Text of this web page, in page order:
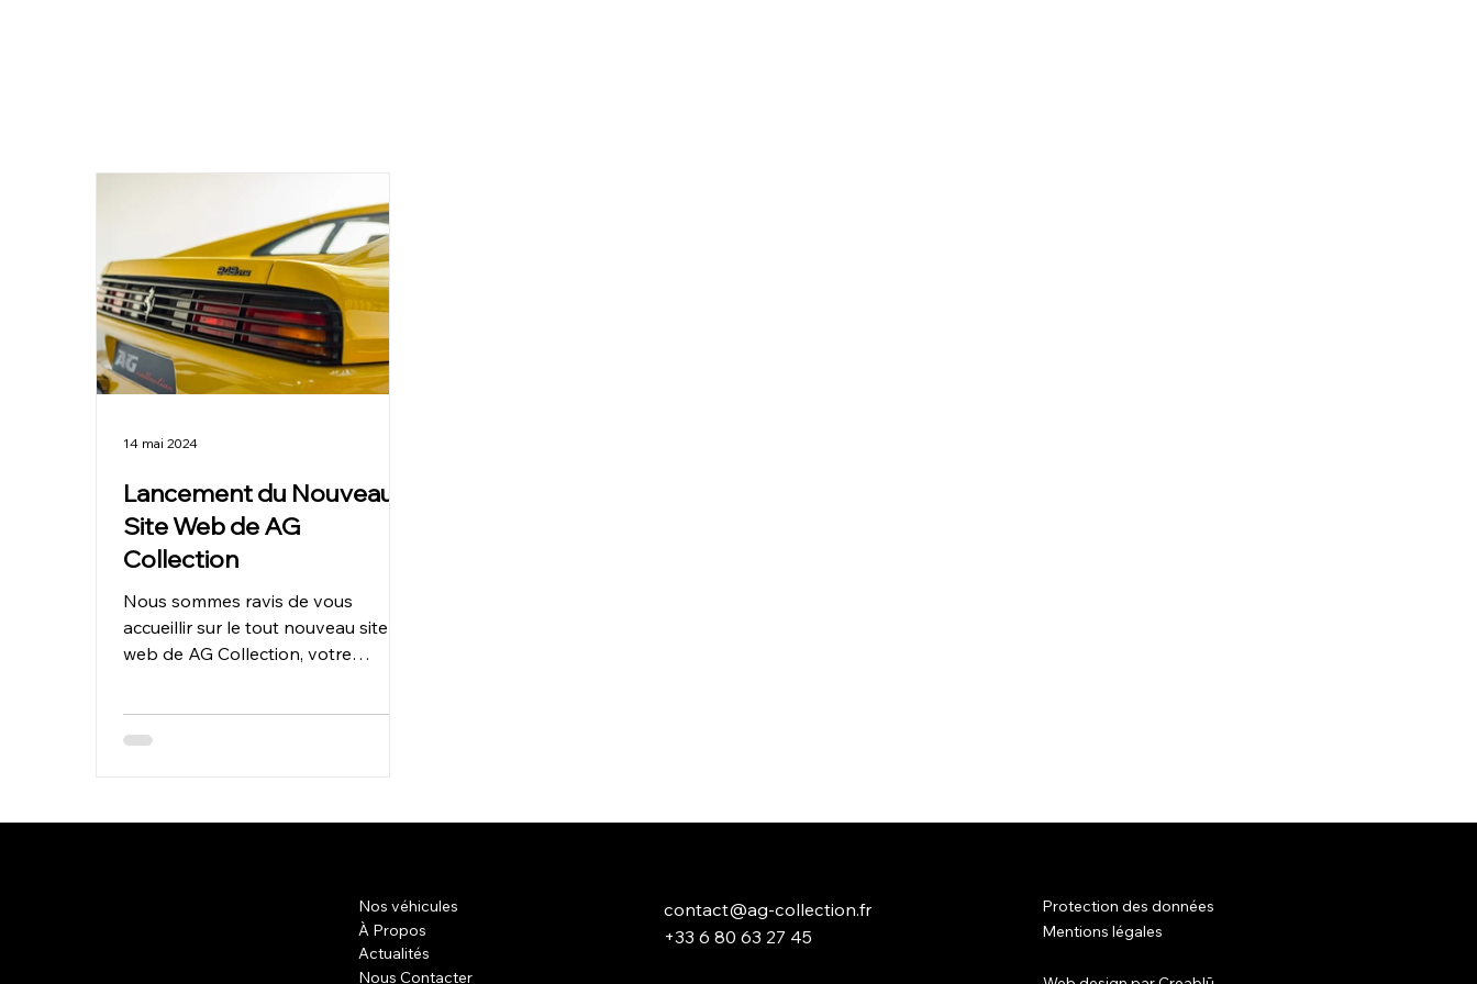
Lancement du Nouveau
Site Web de AG
Collection
Nous sommes ravis de vous
accueillir sur le tout nouveau site
web de AG Collection, votre
14 mai 2024
contact@ag-collection.fr
+33 6 80 63 27 45
Nos véhicules
À Propos
Actualités
Nous Contacter
Protection des données
Mentions légales